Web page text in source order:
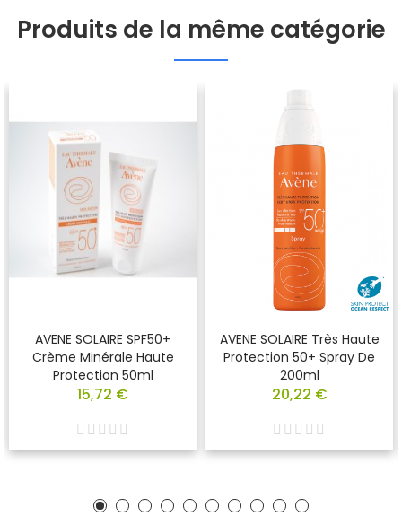
Produits de la même catégorie
AVENE SOLAIRE SPF50+
Crème Minérale Haute
Protection 50ml
15,72 €
AVENE SOLAIRE Très Haute
Protection 50+ Spray De
200ml
20,22 €